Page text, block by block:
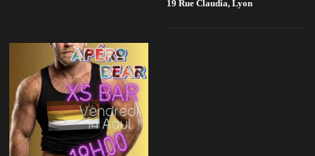
19 Rue Claudia, Lyon